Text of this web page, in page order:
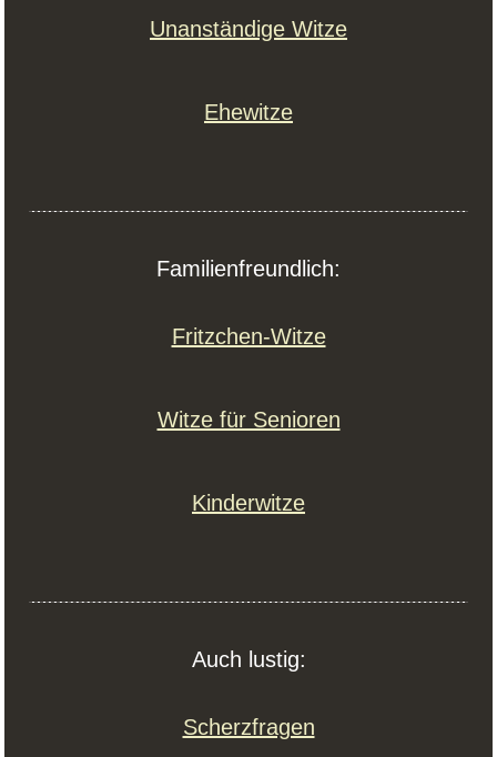
Unanständige Witze
Ehewitze
Familienfreundlich:
Fritzchen-Witze
Witze für Senioren
Kinderwitze
Auch lustig:
Scherzfragen